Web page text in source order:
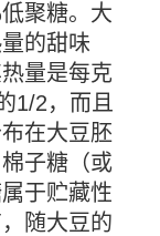
低聚糖。大
的甜味
量是每克
1/2，而且
在大豆胚
子糖（或
于贮藏性
随大豆的